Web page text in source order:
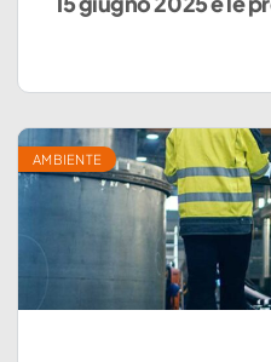
AMBIENTE